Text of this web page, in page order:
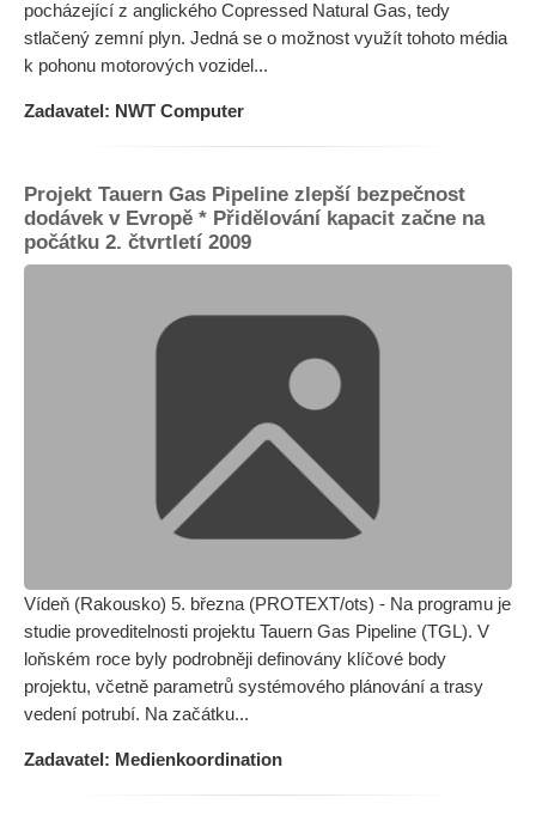
pocházející z anglického Copressed Natural Gas, tedy
stlačený zemní plyn. Jedná se o možnost využít tohoto média
k pohonu motorových vozidel...
Zadavatel: NWT Computer
Projekt Tauern Gas Pipeline zlepší bezpečnost
dodávek v Evropě * Přidělování kapacit začne na
počátku 2. čtvrtletí 2009
Vídeň (Rakousko) 5. března (PROTEXT/ots) - Na programu je
studie proveditelnosti projektu Tauern Gas Pipeline (TGL). V
loňském roce byly podrobněji definovány klíčové body
projektu, včetně parametrů systémového plánování a trasy
vedení potrubí. Na začátku...
Zadavatel: Medienkoordination